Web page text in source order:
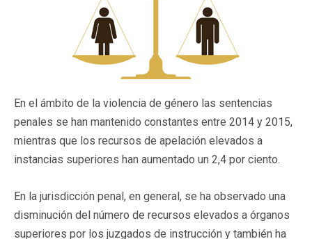
En el ámbito de la violencia de género las sentencias
penales se han mantenido constantes entre 2014 y 2015,
mientras que los recursos de apelación elevados a
instancias superiores han aumentado un 2,4 por ciento.
En la jurisdicción penal, en general, se ha observado una
disminución del número de recursos elevados a órganos
superiores por los juzgados de instrucción y también ha